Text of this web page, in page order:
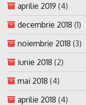
aprilie 2019 (4)
decembrie 2018 (1)
noiembrie 2018 (3)
iunie 2018 (2)
mai 2018 (4)
aprilie 2018 (4)